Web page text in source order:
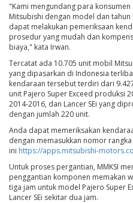
"Kami mengundang para
Mitsubishi dengan model dan
dapat melakukan pemeriksaan
prosedur yang mudah dan
biaya," kata Irwan.
Tercatat ada 10.705 unit mobil
yang dipasarkan di Indonesia
kendaraan tersebut terdiri dari
unit Pajero Super Exceed produksi
2014-2016, dan Lancer SEi yang
dengan jumlah 220 unit.
Anda dapat memeriksakan
dengan memasukkan nomor
ini https://apps.mitsubishi-
Untuk proses pergantian, MMKSI
penggantian komponen memakan
tiga jam untuk model Pajero Super
Lancer SEi sekitar dua jam.